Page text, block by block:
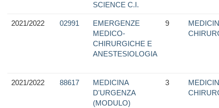
SCIENCE C.I.
2021/2022 02991
EMERGENZE
MEDICO-
CHIRURGICHE E
ANESTESIOLOGIA
9
2021/2022 88617
MEDICINA
D'URGENZA
(MODULO)
3